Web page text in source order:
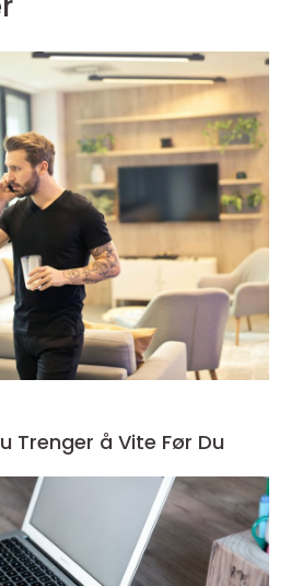
Trenger å Vite Før Du